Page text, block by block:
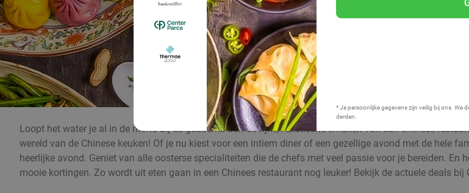
* Je persoonlijke gegevens zijn veilig bij ons. We
derden.
Loopt het water je al in de mond bij de gedachte aan de rijke, Aziatische smaken van een Chinees
wereld van de Chinese keuken! Of je nu kiest voor een intiem diner of een gezellige avond met de hele
heerlijke avond. Geniet van alle oosterse specialiteiten die de chefs met veel passie voor je bereiden.
mooie kortingen. Zo wordt uit eten gaan in een Chinees restaurant nog leuker! Bekijk de actuele deals